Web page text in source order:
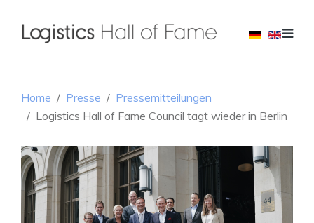
Home Presse
Pressemitteilungen
Logistics Hall of Fame Council tagt wieder in Berlin